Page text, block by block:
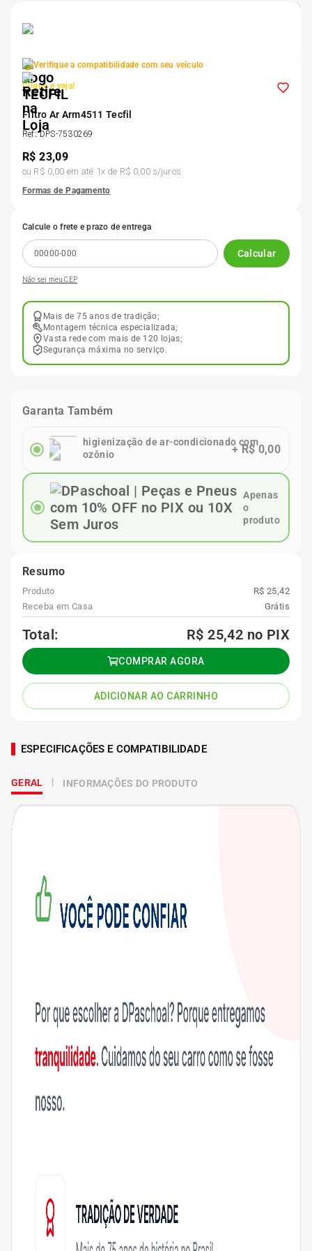
Verifique a compatibilidade com seu veículo
Clique e veja!
Filtro Ar Arm4511 Tecfil
Ref: DPS-7530269
R$23,09
ou R$ 0,00 em até 1x de R$ 0,00s/juros
Formas de Pagamento
Calcule o frete e prazo de entrega
Calcular
Não sei meu CEP
Mais de 75 anos de tradição;
Montagem técnica especializada;
Vasta rede com mais de 120 lojas;
Segurança máxima no serviço.
Garanta Também
higienização de ar-condicionado com
ozônio
+R$ 0,00
Apenas
o
produto
Resumo
Produto
R$ 25,42
Receba em Casa
Grátis
Total: R$ 25,42 no PIX
COMPRAR AGORA
ADICIONAR AO CARRINHO
ESPECIFICAÇÕES E COMPATIBILIDADE
GERAL INFORMAÇÕES DO PRODUTO
6º 175 70r14
7
9º 195 55r15
10º Pneu